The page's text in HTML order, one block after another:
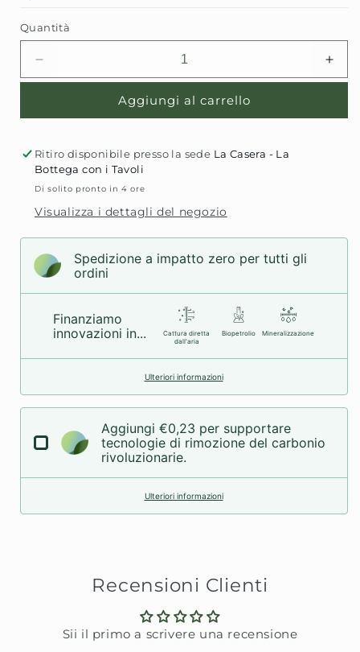
Quantità
quantità
MELANZANE
IN
OLIO
D&#39;OLIVA
Aggiungi al carrello
Ritiro disponibile presso la sede La Casera - La
Bottega con i Tavoli
Di solito pronto in 4 ore
Visualizza i dettagli del negozio
Spedizione a impatto zero per tutti gli
ordini
Finanziamo
innovazioni in...
Cattura diretta
dall'aria
Biopetrolio Mineralizzazione
Ulteriori informazioni
Aggiungi €0,23 per supportare
tecnologie di rimozione del carbonio
rivoluzionarie.
Ulteriori informazioni
Recensioni Clienti
Sii il primo a scrivere una recensione